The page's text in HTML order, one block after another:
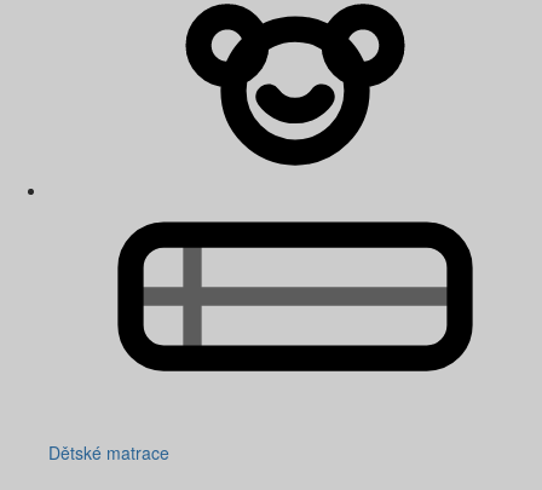
Dětské matrace